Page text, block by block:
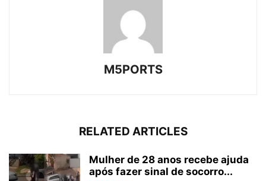
M5PORTS
RELATED ARTICLES
Mulher de 28 anos recebe ajuda
após fazer sinal de socorro...